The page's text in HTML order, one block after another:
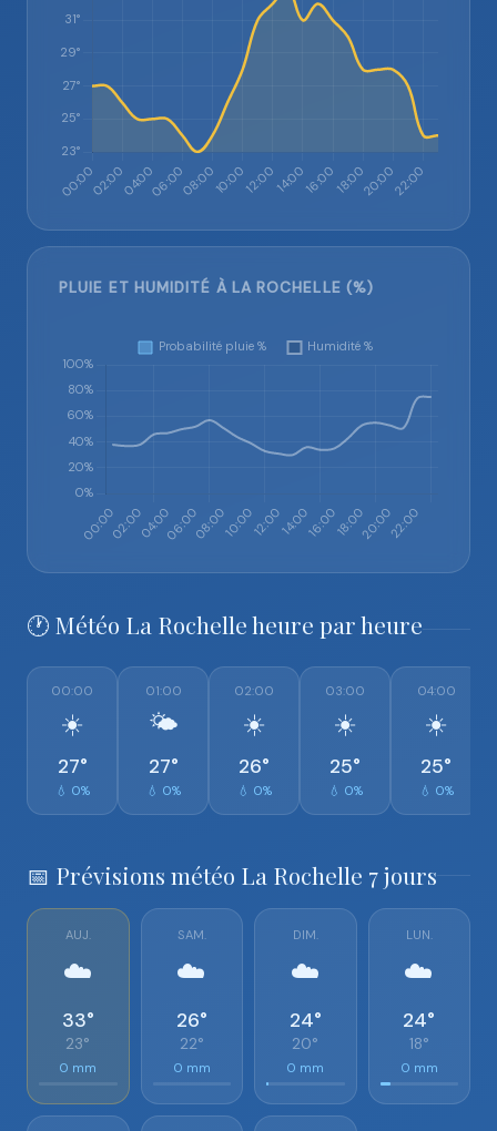
PLUIE ET HUMIDITÉ À LA ROCHELLE (%)
🕐 Météo La Rochelle heure par heure
00:00
☀️
27°
💧 0%
01:00
🌤️
27°
💧 0%
02:00
☀️
26°
💧 0%
03:00
☀️
25°
💧 0%
04:00
☀️
25°
💧 0%
📅 Prévisions météo La Rochelle 7 jours
AUJ.
☁️
33°
23°
0 mm
SAM.
☁️
26°
22°
0 mm
DIM.
☁️
24°
20°
0 mm
LUN.
☁️
24°
18°
0 mm